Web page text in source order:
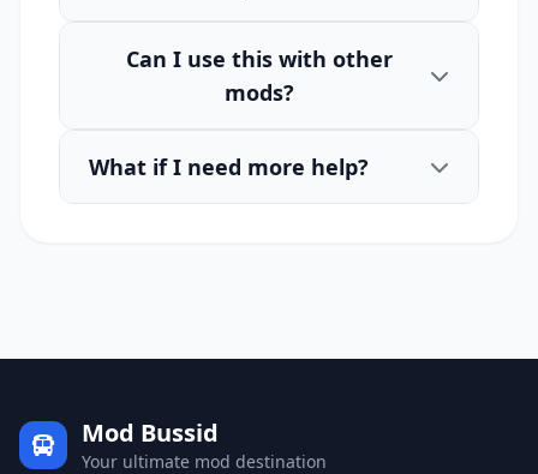
Can I use this with other
mods?
What if I need more help?
Mod Bussid
Your ultimate mod destination